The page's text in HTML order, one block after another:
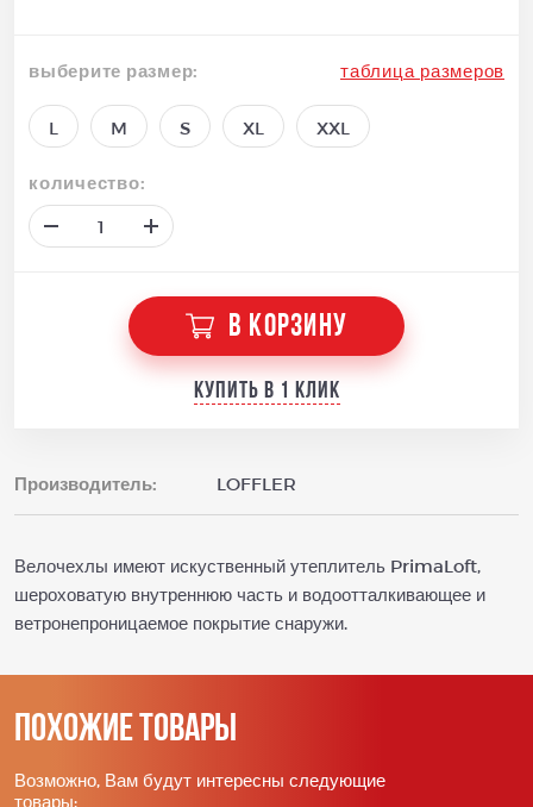
выберите размер: таблица размеров
L M S XL XXL
количество:
В КОРЗИНУ
Купить в 1 клик
Производитель: LOFFLER
Велочехлы имеют искуственный утеплитель PrimaLoft,
шероховатую внутреннюю часть и водоотталкивающее и
ветронепроницаемое покрытие снаружи.
Похожие товары
Возможно, Вам будут интересны следующие
товары: